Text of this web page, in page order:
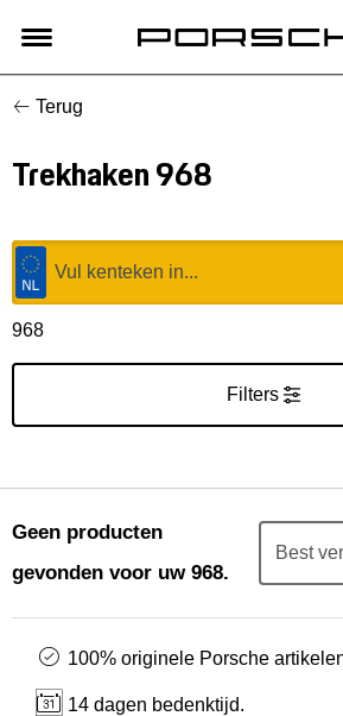
Lifestyle
Auto Accessoires
Classic
Nieuw
Mijn account
Terug
Trekhaken 968
968
Filters
Geen producten
gevonden voor uw 968.
100% originele Porsche
14 dagen bedenktijd.